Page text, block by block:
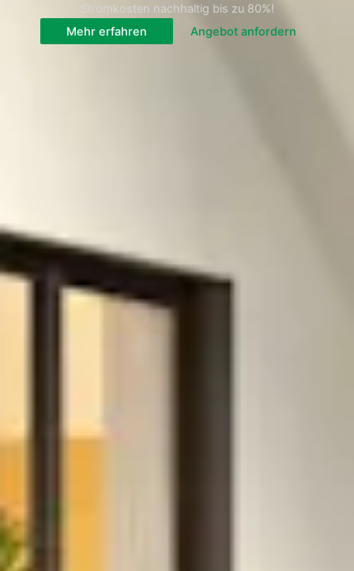
Stromkosten nachhaltig bis zu 80%!
Mehr erfahren
Angebot anfordern